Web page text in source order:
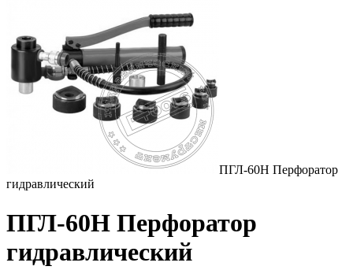
ПГЛ-60Н Перфоратор
гидравлический
ПГЛ-60Н Перфоратор
гидравлический